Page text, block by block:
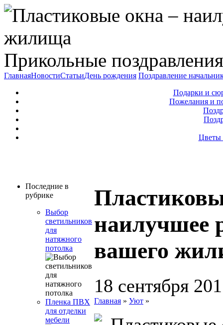
Прикольные
ГлавнаяНовостиСтатьиДень рождения Поздравление
Подарки и
Пожелания и
Цветы
Последние в
рубрике
Выбор
светильников
для
натяжного
потолка
Пленка ПВХ
для отделки
мебели
наилучшее
вашего
18 сентября
Главная » Уют »